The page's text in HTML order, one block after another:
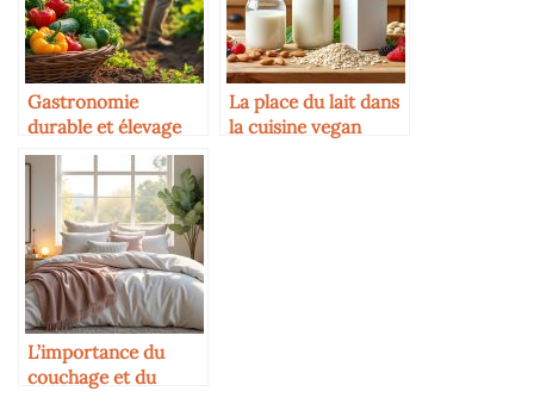
Gastronomie
durable et élevage
responsable
La place du lait dans
la cuisine vegan
L’importance du
couchage et du